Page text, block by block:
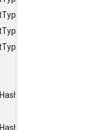
ENTRY_HANDLER,
ENTRY_HANDLER,
ENTRY_HANDLER,
K_TO, V_TO >,
TO >, HashSet<